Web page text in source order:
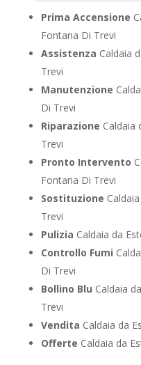
Prima Accensione
Fontana Di Trevi
Assistenza Caldaia
Trevi
Manutenzione
Di Trevi
Riparazione Caldaia
Trevi
Pronto Intervento
Fontana Di Trevi
Sostituzione
Trevi
Pulizia Caldaia da
Controllo Fumi
Di Trevi
Bollino Blu Caldaia
Trevi
Vendita Caldaia da
Offerte Caldaia da